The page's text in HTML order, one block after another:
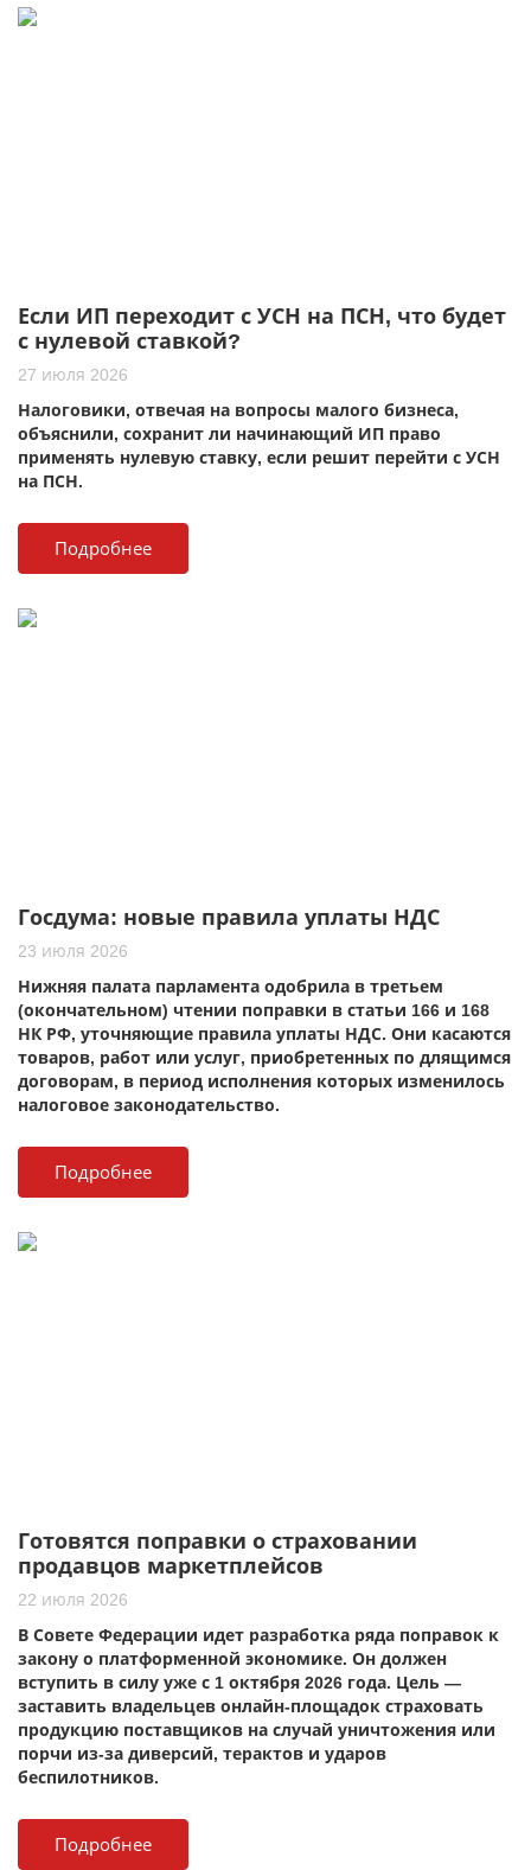
Если ИП переходит с УСН на ПСН, что будет
с нулевой ставкой?
27 июля 2026
Налоговики, отвечая на вопросы малого бизнеса,
объяснили, сохранит ли начинающий ИП право
применять нулевую ставку, если решит перейти с УСН
на ПСН.
Подробнее
Госдума: новые правила уплаты НДС
23 июля 2026
Нижняя палата парламента одобрила в третьем
(окончательном) чтении поправки в статьи 166 и 168
НК РФ, уточняющие правила уплаты НДС. Они касаются
товаров, работ или услуг, приобретенных по длящимся
договорам, в период исполнения которых изменилось
налоговое законодательство.
Подробнее
Готовятся поправки о страховании
продавцов маркетплейсов
22 июля 2026
В Совете Федерации идет разработка ряда поправок к
закону о платформенной экономике. Он должен
вступить в силу уже с 1 октября 2026 года. Цель —
заставить владельцев онлайн-площадок страховать
продукцию поставщиков на случай уничтожения или
порчи из-за диверсий, терактов и ударов
беспилотников.
Подробнее